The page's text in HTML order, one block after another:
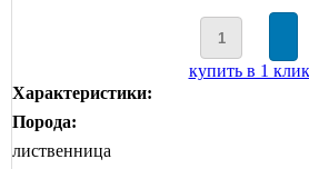
купить в 1 клик
Характеристики:
Порода:
лиственница